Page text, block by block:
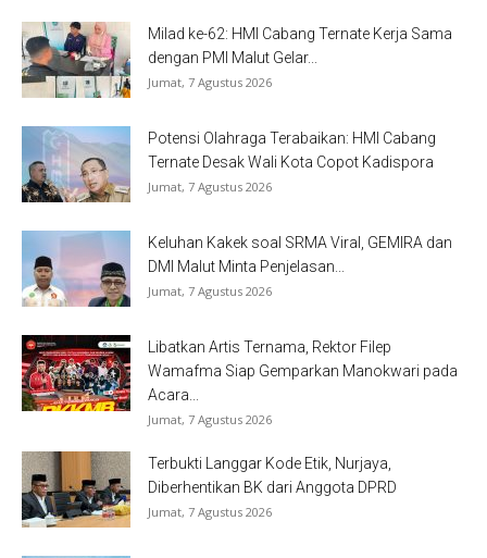
Milad ke-62: HMI Cabang Ternate Kerja Sama
dengan PMI Malut Gelar...
Jumat, 7 Agustus 2026
Potensi Olahraga Terabaikan: HMI Cabang
Ternate Desak Wali Kota Copot Kadispora
Jumat, 7 Agustus 2026
Keluhan Kakek soal SRMA Viral, GEMIRA dan
DMI Malut Minta Penjelasan...
Jumat, 7 Agustus 2026
Libatkan Artis Ternama, Rektor Filep
Wamafma Siap Gemparkan Manokwari pada
Acara...
Jumat, 7 Agustus 2026
Terbukti Langgar Kode Etik, Nurjaya,
Diberhentikan BK dari Anggota DPRD
Jumat, 7 Agustus 2026